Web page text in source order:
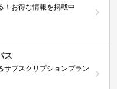
！お得な情報を掲載中
ス
サブスクリプションプラン